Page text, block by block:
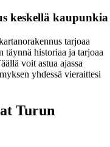
keskellä kaupunkia
tarjoaa
historiaa ja tarjoaa
voit astua ajassa
yhdessä vieraittesi
Turun